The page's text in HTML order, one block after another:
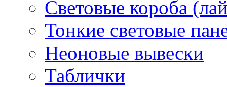
Световые короба
Тонкие световые
Неоновые вывески
Таблички